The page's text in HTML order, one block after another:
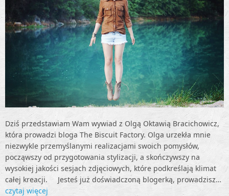
Dziś przedstawiam Wam wywiad z Olgą Oktawią Bracichowicz,
która prowadzi bloga The Biscuit Factory. Olga urzekła mnie
niezwykle przemyślanymi realizacjami swoich pomysłów,
począwszy od przygotowania stylizacji, a skończywszy na
wysokiej jakości sesjach zdjęciowych, które podkreślają klimat
całej kreacji. Jesteś już doświadczoną blogerką, prowadzisz…
czytaj więcej